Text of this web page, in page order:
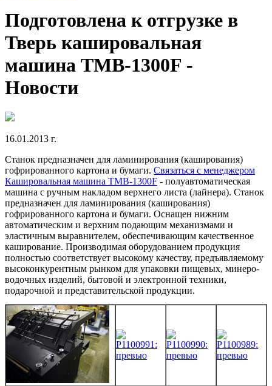
Подготовлена к отгрузке в
Тверь кашировальная
машина ТМB-1300F -
Новости
16.01.2013 г.
Станок предназначен для ламинирования (каширования)
гофрированного картона и бумаги. Связаться с менеджером
Кашировальная машина ТМB-1300F - полуавтоматическая
машина с ручным накладом верхнего листа (лайнера). Станок
предназначен для ламинирования (каширования)
гофрированного картона и бумаги. Оснащен нижним
автоматическим и верхним подающим механизмами и
эластичным выравнителем, обеспечивающим качественное
каширование. Производимая оборудованием продукция
полностью соответствует высокому качеству, предъявляемому
высоконкурентным рынком для упаковки пищевых, минеро-
водочных изделий, бытовой и электронной техники,
подарочной и представительской продукции.